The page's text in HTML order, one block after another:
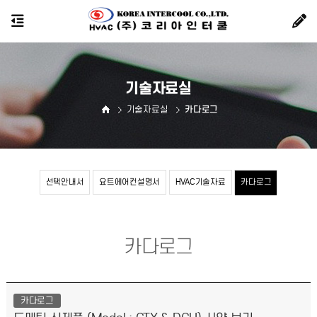
선택안내서 요트에어컨설명서 HVAC기술자료 카다로그
기술자료실 카다로그
기술자료실
카다로그
카다로그